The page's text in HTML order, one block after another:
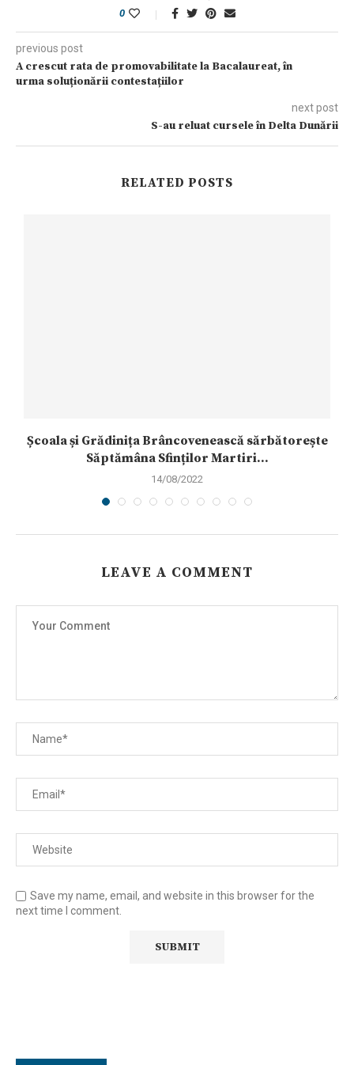
0
previous post
A crescut rata de promovabilitate la Bacalaureat, în
urma soluționării contestațiilor
next post
S-au reluat cursele în Delta Dunării
RELATED POSTS
Școala și Grădinița Brâncovenească sărbătorește
Săptămâna Sfinților Martiri...
14/08/2022
LEAVE A COMMENT
Save my name, email, and website in this browser for the
next time I comment.